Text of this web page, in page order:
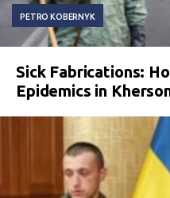
PETRO KOBERNYK
Sick Fabrications:
Epidemics in